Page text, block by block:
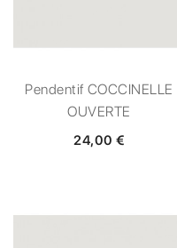
Pendentif COCCINELLE
OUVERTE
24,00 €